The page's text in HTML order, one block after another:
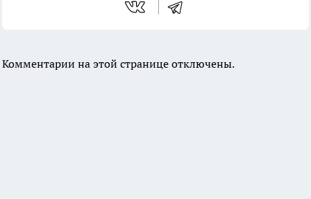
Комментарии на этой странице отключены.